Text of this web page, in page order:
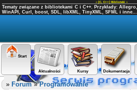
« [C, C++] Biblioteki »
Tematy związane z bibliotekami C i C++. Przykłady:
WinAPI, Curl, boost, SDL, libXML, TinyXML, SFML i inne...
Start
Aktualności Kursy Dokumentacja
» Forum»Programowanie